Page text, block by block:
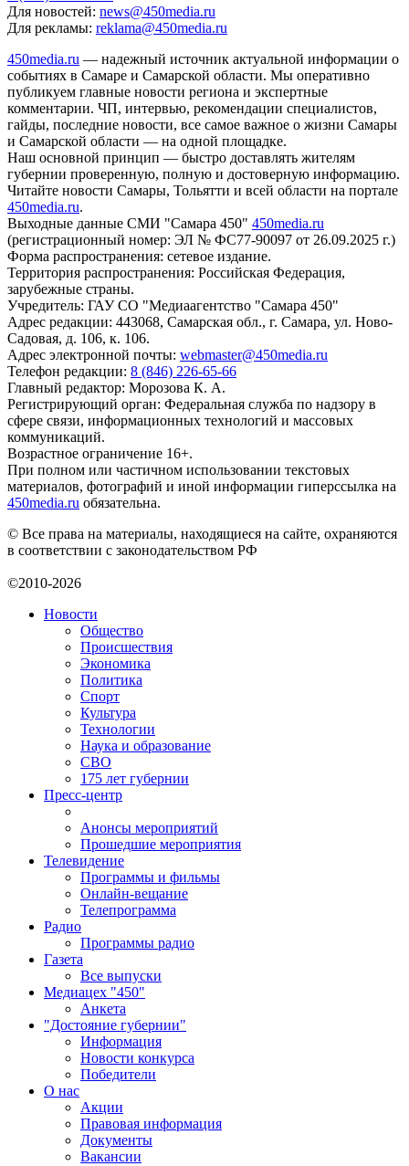
Для новостей: news@450media.ru
Для рекламы: reklama@450media.ru
450media.ru — надежный источник актуальной информации о
событиях в Самаре и Самарской области. Мы оперативно
публикуем главные новости региона и экспертные
комментарии. ЧП, интервью, рекомендации специалистов,
гайды, последние новости, все самое важное о жизни Самары
и Самарской области — на одной площадке.
Наш основной принцип — быстро доставлять жителям
губернии проверенную, полную и достоверную информацию.
Читайте новости Самары, Тольятти и всей области на портале
450media.ru.
Выходные данные СМИ "Самара 450" 450media.ru
(регистрационный номер: ЭЛ № ФС77-90097 от 26.09.2025 г.)
Форма распространения: сетевое издание.
Территория распространения: Российская Федерация,
зарубежные страны.
Учредитель: ГАУ СО "Медиаагентство "Самара 450"
Адрес редакции: 443068, Самарская обл., г. Самара, ул. Ново-
Садовая, д. 106, к. 106.
Адрес электронной почты: webmaster@450media.ru
Телефон редакции: 8 (846) 226-65-66
Главный редактор: Морозова К. А.
Регистрирующий орган: Федеральная служба по надзору в
сфере связи, информационных технологий и массовых
коммуникаций.
Возрастное ограничение 16+.
При полном или частичном использовании текстовых
материалов, фотографий и иной информации гиперссылка на
450media.ru обязательна.
© Все права на материалы, находящиеся на сайте, охраняются
в соответствии с законодательством РФ
©2010-2026
Новости
Общество
Происшествия
Экономика
Политика
Спорт
Культура
Технологии
Наука и образование
СВО
175 лет губернии
Пресс-центр
Анонсы мероприятий
Прошедшие мероприятия
Телевидение
Программы и фильмы
Онлайн-вещание
Телепрограмма
Радио
Программы радио
Газета
Все выпуски
Медиацех "450"
Анкета
"Достояние губернии"
Информация
Новости конкурса
Победители
О нас
Акции
Правовая информация
Документы
Вакансии